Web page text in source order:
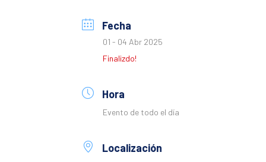
Fecha
01 - 04 Abr 2025
Finalizdo!
Hora
Evento de todo el día
Localización